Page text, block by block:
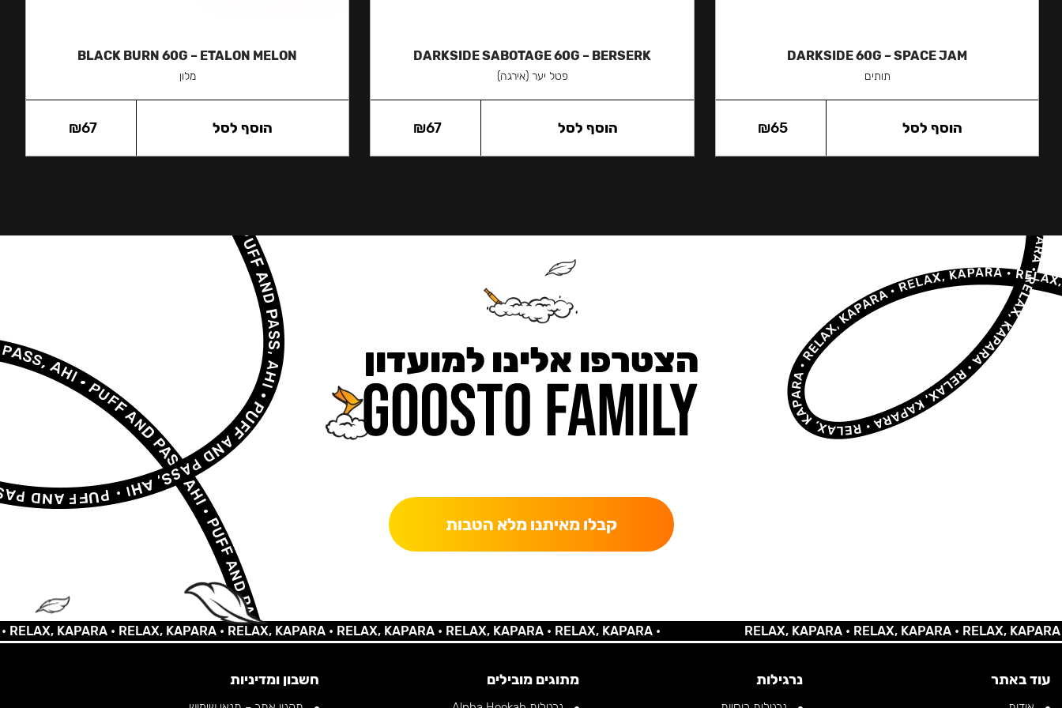
DARKSIDE 60G – SPACE JAM
תותים
₪65 הוסף לסל
DARKSIDE SABOTAGE 60G – BERSERK
פטל יער (אירגה)
₪67 הוסף לסל
BLACK BURN 60G – ETALON MELON
מלון
₪67 הוסף לסל
הצטרפו אלינו למועדון
קבלו מאיתנו מלא הטבות
KAPARA •RELAX, KAPARA •RELAX, KAPARA •RELAX, KAPARA •RELAX, KAPARA •RELAX, KAPARA • RELAX, KAPARA •RELAX, KAPARA •RELAX, KAPARA •
עוד באתר נרגילות מתוגים מובילים חשבון ומדיניות